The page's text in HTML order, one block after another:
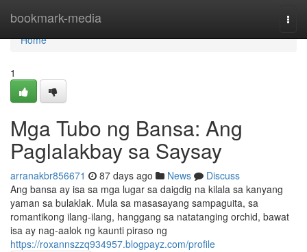
bookmark-media
Home
Home
1
Mga Tubo ng Bansa: Ang
Paglalakbay sa Saysay
arranakbr856671 87 days ago News
Discuss
Ang bansa ay isa sa mga lugar sa daigdig na kilala sa kanyang
yaman sa bulaklak. Mula sa masasayang sampaguita, sa
romantikong ilang-ilang, hanggang sa natatanging orchid, bawat
isa ay nag-aalok ng kaunti piraso ng
https://roxannszzq934957.blogpayz.com/profile